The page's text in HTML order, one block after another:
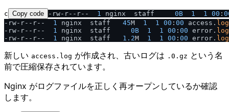
c Copy code -rw-r--r-- 1 nginx  staff 0B 1 1 00 :
-rw-r--r-- 1 nginx  staff 45M 1 1 00 : 00 access. log
-rw-r--r-- 1 nginx  staff 0B 1 1 00 : 00 error. log
-rw-r--r-- 1 nginx  staff 1.2M 1 1 00 : 00 error. log
新しい access.log が作成され、古いログは .0.gz という名
前で圧縮保存されています。
Nginx がログファイルを正しく再オープンしているか確認
します。